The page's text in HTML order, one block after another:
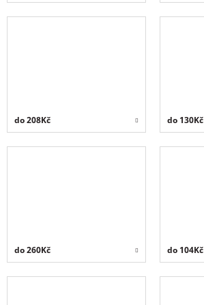
do 208Kč do 130Kč
do 260Kč do 104Kč